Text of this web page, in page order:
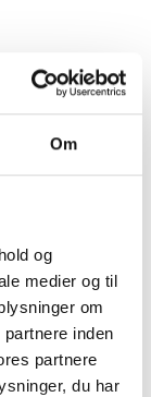
Om
og
medier og til
om
inden
partnere
du har
Viden
alle
januar